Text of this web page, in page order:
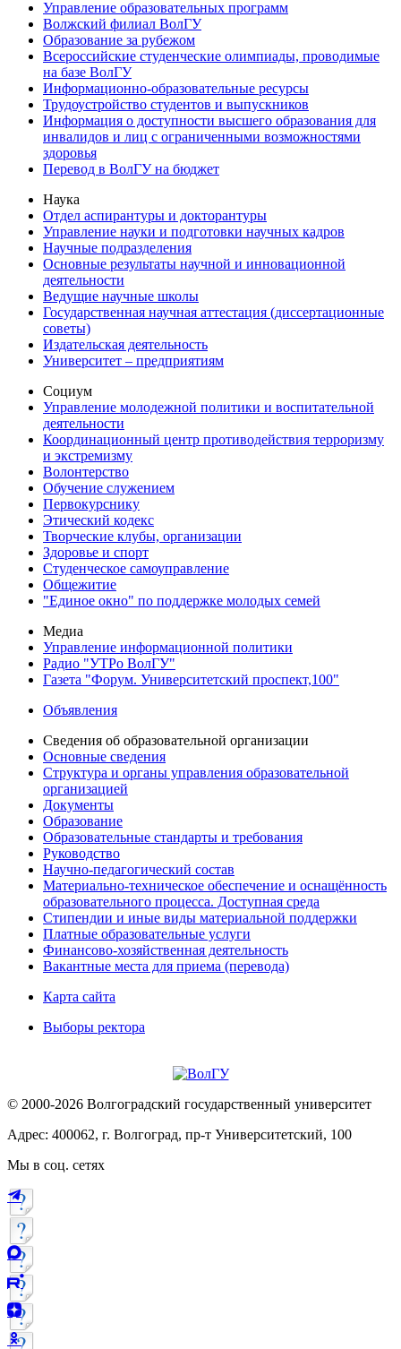
Управление образовательных программ
Волжский филиал ВолГУ
Образование за рубежом
Всероссийские студенческие олимпиады, проводимые
на базе ВолГУ
Информационно-образовательные ресурсы
Трудоустройство студентов и выпускников
Информация о доступности высшего образования для
инвалидов и лиц с ограниченными возможностями
здоровья
Перевод в ВолГУ на бюджет
Наука
Отдел аспирантуры и докторантуры
Управление науки и подготовки научных кадров
Научные подразделения
Основные результаты научной и инновационной
деятельности
Ведущие научные школы
Государственная научная аттестация (диссертационные
советы)
Издательская деятельность
Университет – предприятиям
Социум
Управление молодежной политики и воспитательной
деятельности
Координационный центр противодействия терроризму
и экстремизму
Волонтерство
Обучение служением
Первокурснику
Этический кодекс
Творческие клубы, организации
Здоровье и спорт
Студенческое самоуправление
Общежитие
"Единое окно" по поддержке молодых семей
Медиа
Управление информационной политики
Радио "УТРо ВолГУ"
Газета "Форум. Университетский проспект,100"
Объявления
Сведения об образовательной организации
Основные сведения
Структура и органы управления образовательной
организацией
Документы
Образование
Образовательные стандарты и требования
Руководство
Научно-педагогический состав
Материально-техническое обеспечение и оснащённость
образовательного процесса. Доступная среда
Стипендии и иные виды материальной поддержки
Платные образовательные услуги
Финансово-хозяйственная деятельность
Вакантные места для приема (перевода)
Карта сайта
Выборы ректора
© 2000-2026 Волгоградский государственный университет
Адрес: 400062, г. Волгоград, пр-т Университетский, 100
Мы в соц. сетях